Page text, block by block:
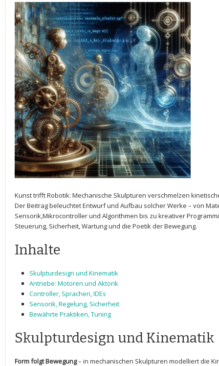
Kunst trifft Robotik:⁤ Mechanische Skulpturen verschmelzen
Der Beitrag⁢ beleuchtet⁣ Entwurf und Aufbau ‌solcher⁣ Werke – von⁢
Sensorik,Mikrocontroller und Algorithmen bis zu kreativer
Steuerung, Sicherheit, Wartung ⁤und die Poetik ⁣der‍ Bewegung.
Inhalte
Skulpturdesign und ​Kinematik
Antriebe: Motoren und Aktorik
Controller, Sprachen, IDEs
Sensorik, ‌Regelung, Sicherheit
Bewährte Praktiken,⁣ Tuning
Skulpturdesign und Kinematik
Form folgt⁢ Bewegung– in mechanischen Skulpturen modelliert die